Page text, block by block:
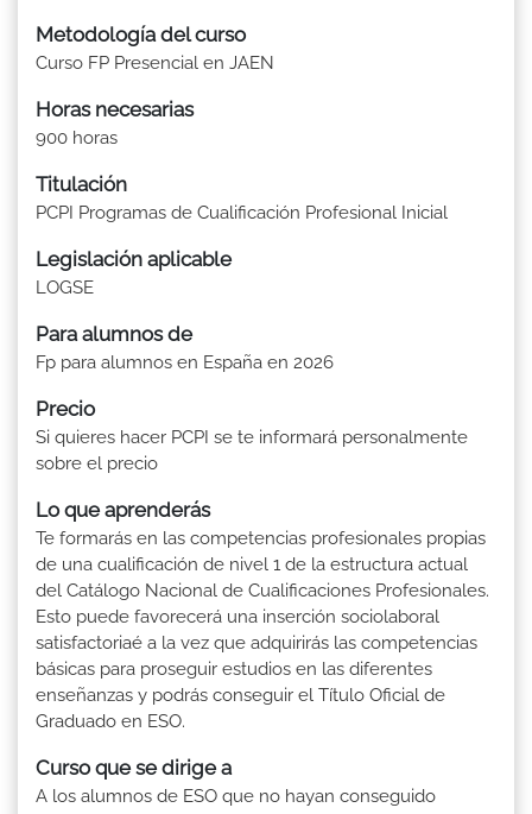
Metodología del curso
Curso FP Presencial en JAEN
Horas necesarias
900 horas
Titulación
PCPI Programas de Cualificación Profesional Inicial
Legislación aplicable
LOGSE
Para alumnos de
Fp para alumnos en España en 2026
Precio
Si quieres hacer PCPI se te informará personalmente
sobre el precio
Lo que aprenderás
Te formarás en las competencias profesionales propias
de una cualificación de nivel 1 de la estructura actual
del Catálogo Nacional de Cualificaciones Profesionales.
Esto puede favorecerá una inserción sociolaboral
satisfactoriaé a la vez que adquirirás las competencias
básicas para proseguir estudios en las diferentes
enseñanzas y podrás conseguir el Título Oficial de
Graduado en ESO.
Curso que se dirige a
A los alumnos de ESO que no hayan conseguido